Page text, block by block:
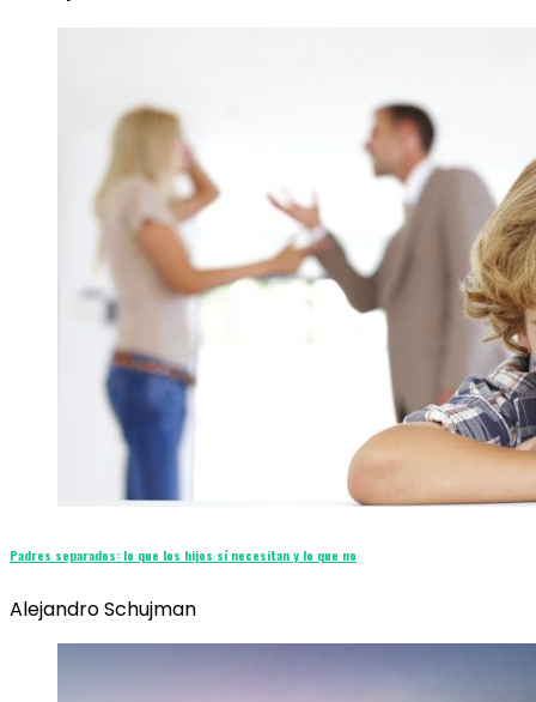
Padres separados: lo que los hijos sí necesitan y lo que no
Alejandro Schujman